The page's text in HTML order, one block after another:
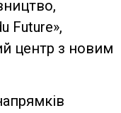
Future»,
центр з новим